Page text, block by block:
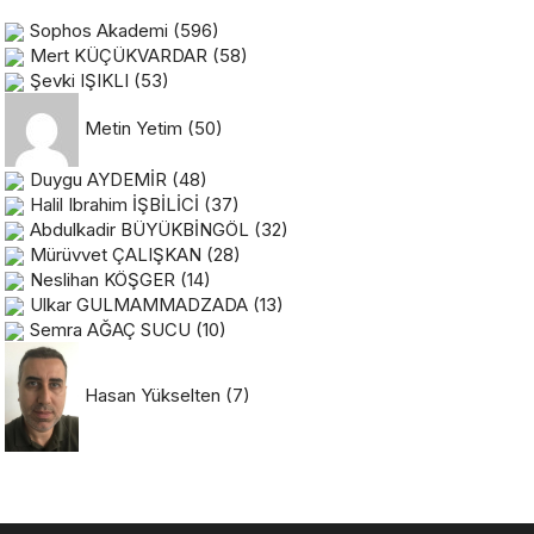
Sophos Akademi (596)
Mert KÜÇÜKVARDAR (58)
Şevki IŞIKLI (53)
Metin Yetim (50)
Duygu AYDEMİR (48)
Halil Ibrahim İŞBİLİCİ (37)
Abdulkadir BÜYÜKBİNGÖL (32)
Mürüvvet ÇALIŞKAN (28)
Neslihan KÖŞGER (14)
Ulkar GULMAMMADZADA (13)
Semra AĞAÇ SUCU (10)
Hasan Yükselten (7)